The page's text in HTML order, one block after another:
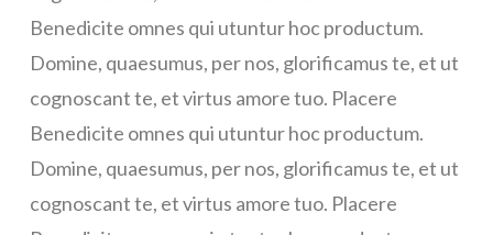
Benedicite omnes qui utuntur hoc productum.
Domine, quaesumus, per nos, glorificamus te, et ut
cognoscant te, et virtus amore tuo. Placere
Benedicite omnes qui utuntur hoc productum.
Domine, quaesumus, per nos, glorificamus te, et ut
cognoscant te, et virtus amore tuo. Placere